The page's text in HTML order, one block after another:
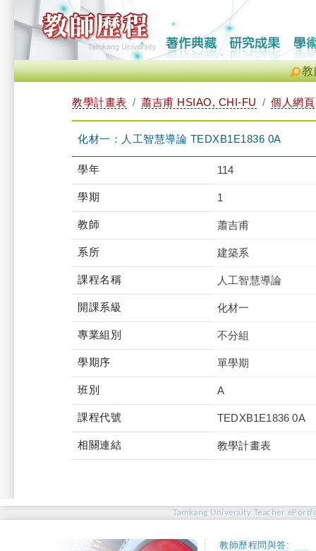
教
教學計畫表 蕭吉甫 HSIAO, CHI-FU 個人網頁
化材一：人工智慧導論 TEDXB1E1836 0A
學年 114
學期 1
教師 蕭吉甫
系所 建築系
課程名稱 人工智慧導論
開課系級 化材一
專業組別 不分組
學期序 單學期
班別 A
課程代號 TEDXB1E1836 0A
相關連結 教學計畫表
Tamkang University Teacher
教師歷程問與答: